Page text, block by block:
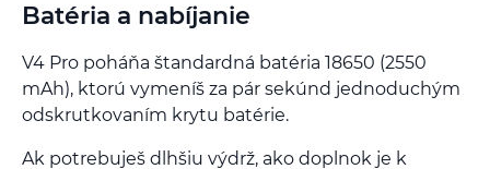
Batéria a nabíjanie
V4 Pro poháňa štandardná batéria 18650 (2550
mAh), ktorú vymeníš za pár sekúnd jednoduchým
odskrutkovaním krytu batérie.
Ak potrebuješ dlhšiu výdrž, ako doplnok je k